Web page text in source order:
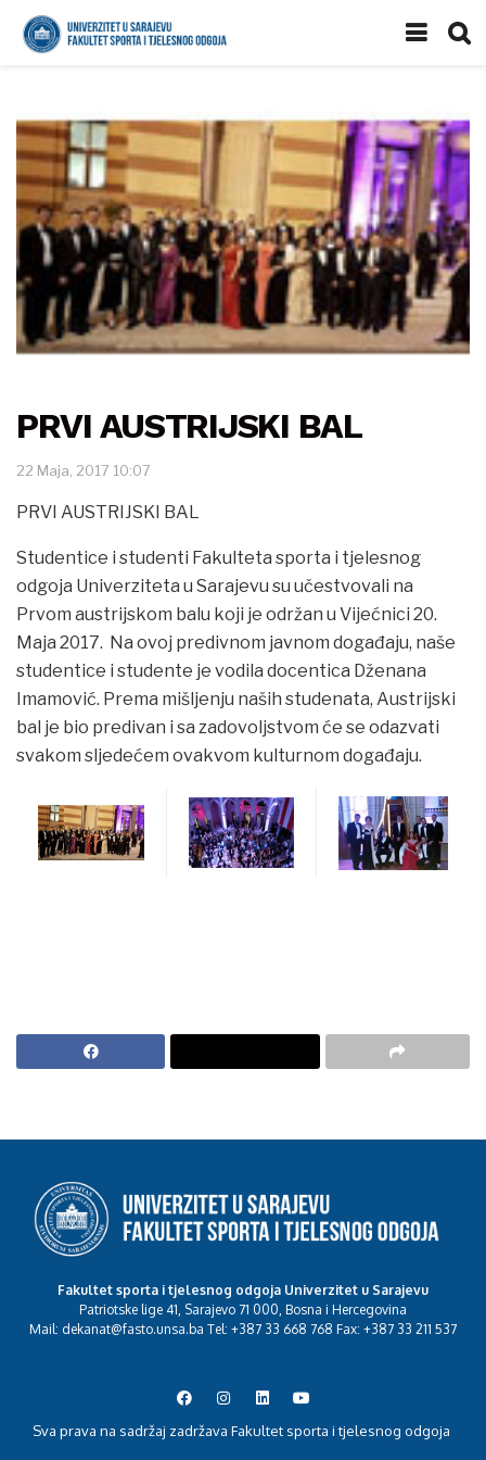
PRVI AUSTRIJSKI BAL
22 Maja, 2017 10:07
PRVI AUSTRIJSKI BAL
Studentice i studenti Fakulteta sporta i tjelesnog
odgoja Univerziteta u Sarajevu su učestvovali na
Prvom austrijskom balu koji je održan u Vijećnici 20.
Maja 2017. Na ovoj predivnom javnom događaju, naše
studentice i studente je vodila docentica Dženana
Imamović. Prema mišljenju naših studenata, Austrijski
bal je bio predivan i sa zadovoljstvom će se odazvati
svakom sljedećem ovakvom kulturnom događaju.
Fakultet sporta i tjelesnog odgoja Univerzitet u Sarajevu
Patriotske lige 41, Sarajevo 71 000, Bosna i Hercegovina
Mail: dekanat@fasto.unsa.ba Tel: +387 33 668 768 Fax: +387 33 211 537
Sva prava na sadržaj zadržava Fakultet sporta i tjelesnog odgoja